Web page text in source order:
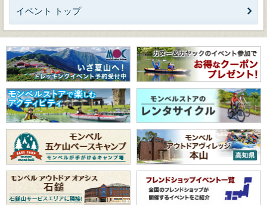
イベント トップ